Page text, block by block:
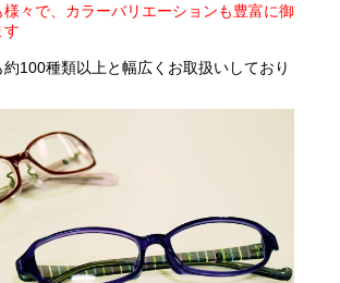
々で、カラーバリエーションも豊富に御
す
約100種類以上と幅広くお取扱いしており